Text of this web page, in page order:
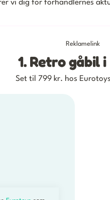
vi dig for forhandlernes
Reklamelink
1. Retro gåbil
Set til 799 kr. hos Eurotoys